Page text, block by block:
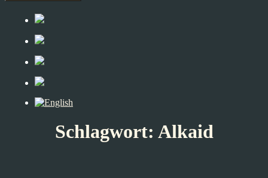
Schlagwort: Alkaid